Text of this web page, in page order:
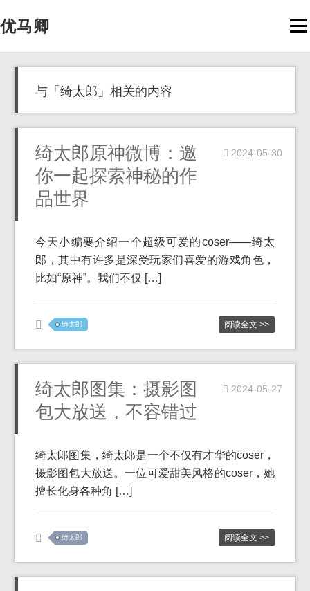
优马卿
与「绮太郎」相关的内容
绮太郎原神微博：邀
你一起探索神秘的作
品世界
2024-05-30
今天小编要介绍一个超级可爱的coser——绮太
郎，其中有许多是深受玩家们喜爱的游戏角色，
比如“原神”。我们不仅 […]
绮太郎 阅读全文 >>
绮太郎图集：摄影图
包大放送，不容错过
2024-05-27
绮太郎图集，绮太郎是一个不仅有才华的coser，
摄影图包大放送。一位可爱甜美风格的coser，她
擅长化身各种角 […]
绮太郎 阅读全文 >>